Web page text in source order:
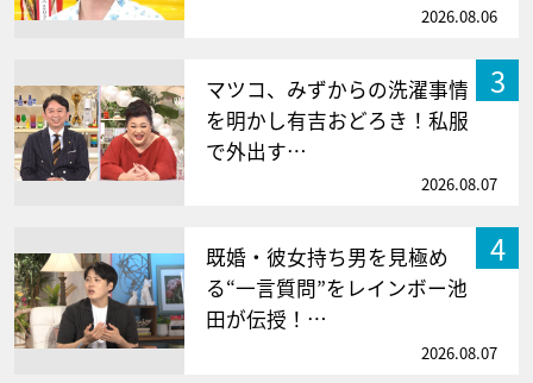
2026.08.06
3
マツコ、みずからの洗濯事情
を明かし有吉おどろき！私服
で外出す…
2026.08.07
4
既婚・彼女持ち男を見極め
る“一言質問”をレインボー池
田が伝授！…
2026.08.07